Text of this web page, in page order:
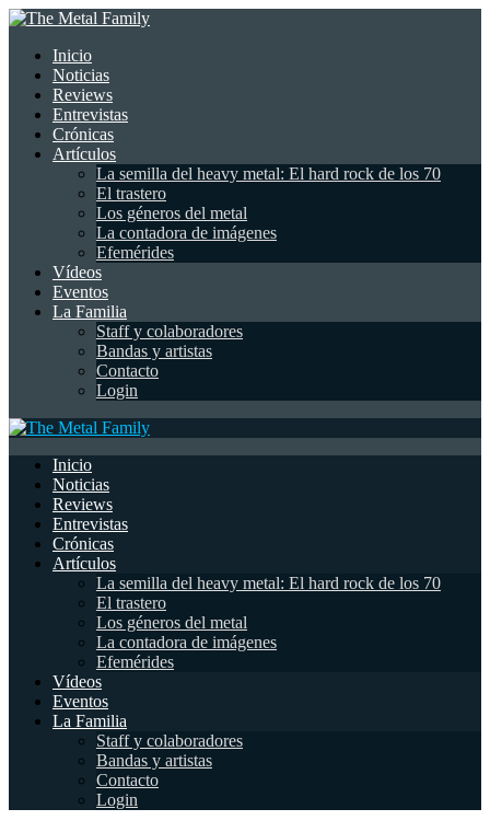
Inicio
Noticias
Reviews
Entrevistas
Crónicas
Artículos
La semilla del heavy metal: El hard rock de los 70
El trastero
Los géneros del metal
La contadora de imágenes
Efemérides
Vídeos
Eventos
La Familia
Staff y colaboradores
Bandas y artistas
Contacto
Login
Inicio
Noticias
Reviews
Entrevistas
Crónicas
Artículos
La semilla del heavy metal: El hard rock de los 70
El trastero
Los géneros del metal
La contadora de imágenes
Efemérides
Vídeos
Eventos
La Familia
Staff y colaboradores
Bandas y artistas
Contacto
Login